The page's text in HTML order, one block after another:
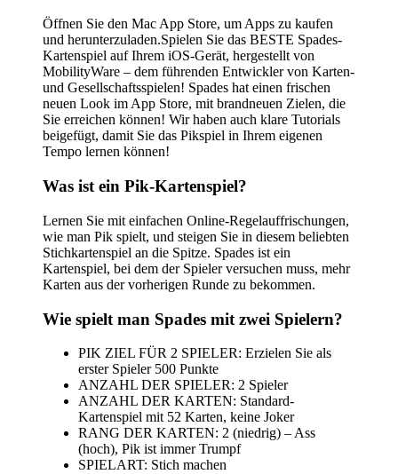
Öffnen Sie den Mac App Store, um Apps zu kaufen
und herunterzuladen.Spielen Sie das BESTE Spades-
Kartenspiel auf Ihrem iOS-Gerät, hergestellt von
MobilityWare – dem führenden Entwickler von Karten-
und Gesellschaftsspielen! Spades hat einen frischen
neuen Look im App Store, mit brandneuen Zielen, die
Sie erreichen können! Wir haben auch klare Tutorials
beigefügt, damit Sie das Pikspiel in Ihrem eigenen
Tempo lernen können!
Was ist ein Pik-Kartenspiel?
Lernen Sie mit einfachen Online-Regelauffrischungen,
wie man Pik spielt, und steigen Sie in diesem beliebten
Stichkartenspiel an die Spitze. Spades ist ein
Kartenspiel, bei dem der Spieler versuchen muss, mehr
Karten aus der vorherigen Runde zu bekommen.
Wie spielt man Spades mit zwei Spielern?
PIK ZIEL FÜR 2 SPIELER: Erzielen Sie als
erster Spieler 500 Punkte
ANZAHL DER SPIELER: 2 Spieler
ANZAHL DER KARTEN: Standard-
Kartenspiel mit 52 Karten, keine Joker
RANG DER KARTEN: 2 (niedrig) – Ass
(hoch), Pik ist immer Trumpf
SPIELART: Stich machen